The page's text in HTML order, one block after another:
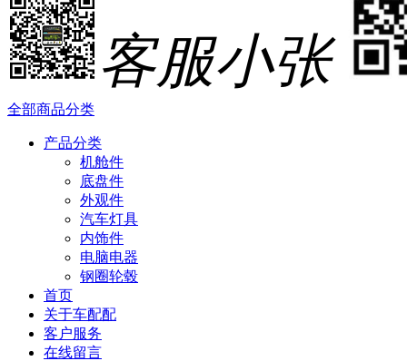
客服小张
全部商品分类
产品分类
机舱件
底盘件
外观件
汽车灯具
内饰件
电脑电器
钢圈轮毂
首页
关于车配配
客户服务
在线留言